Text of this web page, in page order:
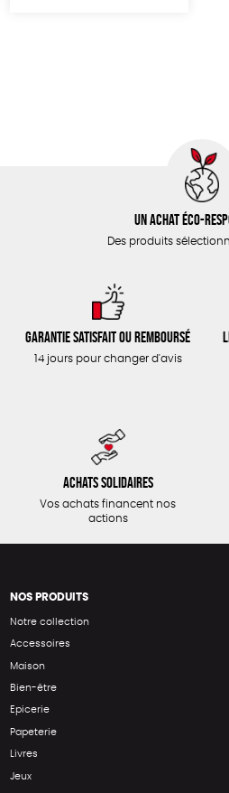
Un achat éco-
Des produits
Garantie satisfait ou remboursé
14 jours pour changer d'avis
Achats solidaires
Vos achats financent nos
actions
NOS PRODUITS
Notre collection
Accessoires
Maison
Bien-être
Epicerie
Papeterie
Livres
Jeux